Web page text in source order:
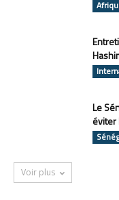
Le
éviter
Voir plus